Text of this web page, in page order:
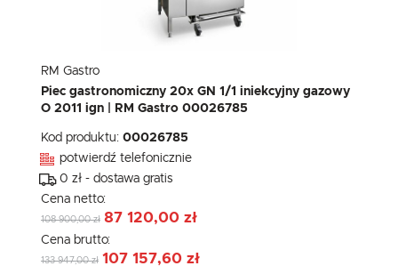
RM Gastro
Piec gastronomiczny 20x GN 1/1 iniekcyjny gazowy
O 2011 ign | RM Gastro 00026785
Kod produktu: 00026785
potwierdź telefonicznie
0 zł - dostawa gratis
Cena netto:
108 900,00 zł 87 120,00 zł
Cena brutto:
133 947,00 zł 107 157,60 zł